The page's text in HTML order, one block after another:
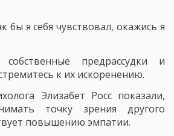
бы я себя чувствовал, окажись я
предрассудки и
к их искоренению.
Элизабет Росс показали,
точку зрения другого
повышению эмпатии.